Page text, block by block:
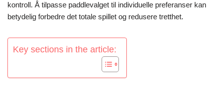
kontroll. Å tilpasse paddlevalget til individuelle preferanser kan
betydelig forbedre det totale spillet og redusere tretthet.
Key sections in the article: